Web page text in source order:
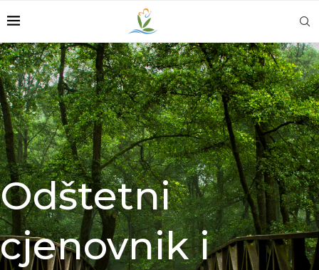
Odštetni
cjenovnik i